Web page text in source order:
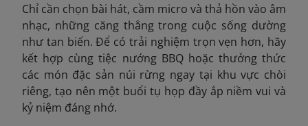
Chỉ cần chọn bài hát, cầm micro và thả hồn vào âm
nhạc, những căng thẳng trong cuộc sống dường
như tan biến. Để có trải nghiệm trọn vẹn hơn, hãy
kết hợp cùng tiệc nướng BBQ hoặc thưởng thức
các món đặc sản núi rừng ngay tại khu vực chòi
riêng, tạo nên một buổi tụ họp đầy ắp niềm vui và
kỷ niệm đáng nhớ.